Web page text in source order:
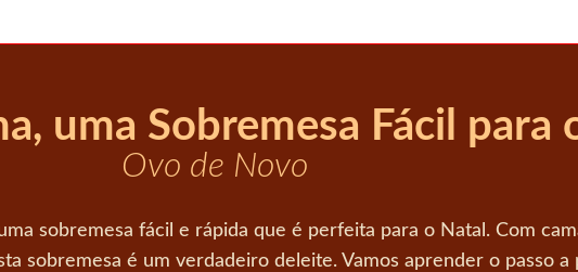
uma Sobremesa Fácil para
Ovo de Novo
sobremesa fácil e rápida que é perfeita para o Natal. Com
sobremesa é um verdadeiro deleite. Vamos aprender o passo a